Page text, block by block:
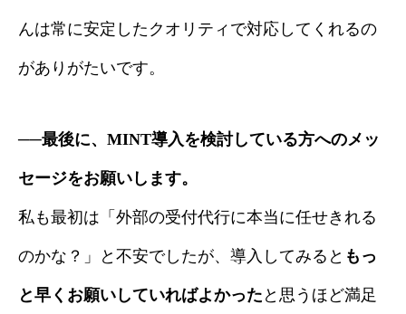
んは常に安定したクオリティで対応してくれるの
がありがたいです。
──最後に、MINT導入を検討している方へのメッ
セージをお願いします。
私も最初は「外部の受付代行に本当に任せきれる
のかな？」と不安でしたが、導入してみると もっ
と早くお願いしていればよかった と思うほど満足